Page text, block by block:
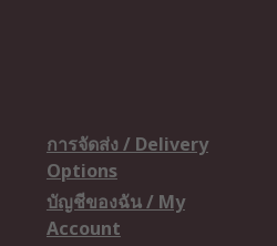
การจัดส่ง / Delivery
Options
บัญชีของฉัน / My
Account